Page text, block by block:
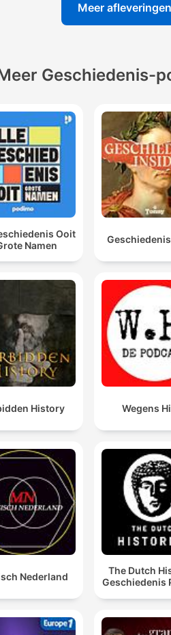
Meer
Geschiedenis-
Ooit
Namen
History Wegens
Nederland
The Dutch
Geschiedenis